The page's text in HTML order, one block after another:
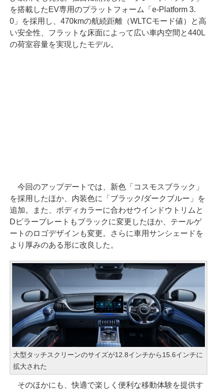
を搭載したEV専用のプラットフォーム「e-Platform 3.
0」を採用し、470kmの航続距離（WLTCモード値）と高
い安全性、フラットな床面によって広い車内空間と440L
の荷室容量を実現したモデル。
今回のアップデートでは、新色「コスモスブラック」
を採用したほか、内装色に「ブラック/ダークブルー」を
追加。また、ボディカラーに合わせウインドウトリムと
Dピラープレートもブラックに変更したほか、テールゲ
ートのロゴデザインも変更。さらに車用サンシェードを
より厚みのある形に改良した。
大型タッチスクリーンのサイズが12.8インチから15.6インチに
拡大された
そのほかにも、快適で楽しく便利な移動体験を提供す